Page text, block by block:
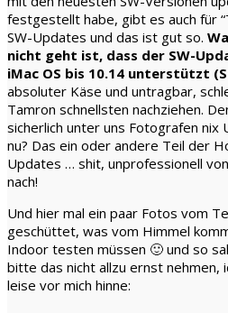
festgestellt habe, gibt es auch für
SW-Updates und das ist gut so.
nicht geht ist, dass der SW-
iMac OS bis 10.14 unterstützt
absoluter Käse und untragbar,
Tamron schnellsten nachziehen.
sicherlich unter uns Fotografen nix
nu? Das ein oder andere Teil der
Updates … shit, unprofessionell
nach!
Und hier mal ein paar Fotos vom
geschüttet, was vom Himmel
Indoor testen müssen 🙂 und so
bitte das nicht allzu ernst nehmen,
leise vor mich hinne: